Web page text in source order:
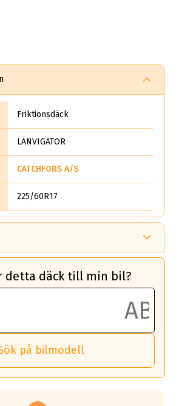
Friktionsdäck
LANVIGATOR
CATCHFORS A/S
225/60R17
från klass A
ha 6,5% bättre
än ett klass G däck.
man kör 10,000 km,
bränsle med ett
detta däck till min bil?
på bilmodell